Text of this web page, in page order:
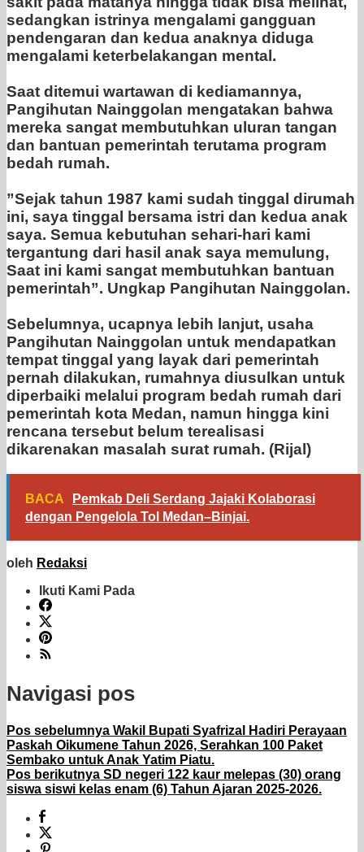
sedangkan istrinya mengalami gangguan
pendengaran dan kedua anaknya diduga
mengalami keterbelakangan mental.
‎Saat ditemui wartawan di kediamannya,
Pangihutan Nainggolan mengatakan bahwa
mereka sangat membutuhkan uluran tangan
dan bantuan pemerintah terutama program
bedah rumah.
‎”Sejak tahun 1987 kami sudah tinggal dirumah
ini, saya tinggal bersama istri dan kedua anak
saya. Semua kebutuhan sehari-hari kami
tergantung dari hasil anak saya memulung,
Saat ini kami sangat membutuhkan bantuan
pemerintah”. Ungkap Pangihutan Nainggolan.
‎Sebelumnya, ucapnya lebih lanjut, usaha
Pangihutan Nainggolan untuk mendapatkan
tempat tinggal yang layak dari pemerintah
pernah dilakukan, rumahnya diusulkan untuk
diperbaiki melalui program bedah rumah dari
pemerintah kota Medan, namun hingga kini
rencana tersebut belum terealisasi
dikarenakan masalah surat rumah. (Rijal)
BACA
Pemkab Deli Serdang Jajaki Kolaborasi
dengan Pengelola Tol Medan–Binjai.
oleh Redaksi
Ikuti Kami Pada
Navigasi pos
Pos sebelumnya Wakil Bupati Syafrizal Hadiri Perayaan
Paskah Oikumene Tahun 2026, Serahkan 100 Paket
Sembako untuk Anak Yatim Piatu.
Pos berikutnya SD negeri 122 kaur melepas (30) orang
siswa siswi kelas enam (6) Tahun Ajaran 2025-2026.